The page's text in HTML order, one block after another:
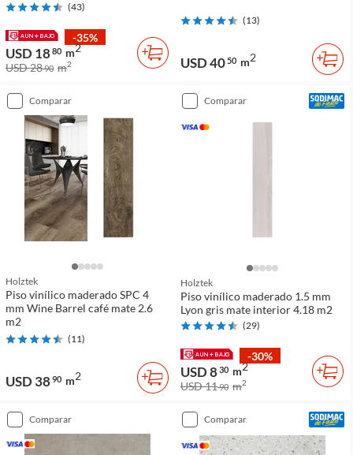
(43)
-35%
USD 1880 m2
USD 2890 m2
(13)
USD 4050 m2
comparar
Holztek
Piso vinílico maderado SPC 4
mm Wine Barrel café mate 2.6
m2
(11)
USD 3890 m2
comparar
Holztek
Piso vinílico maderado 1.5 mm
Lyon gris mate interior 4.18 m2
(29)
-30%
USD 830 m2
USD 1190 m2
comparar comparar